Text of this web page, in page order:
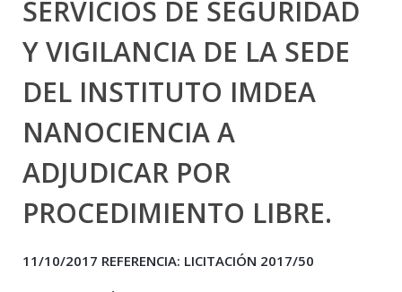
SERVICIOS DE SEGURIDAD
Y VIGILANCIA DE LA SEDE
DEL INSTITUTO IMDEA
NANOCIENCIA A
ADJUDICAR POR
PROCEDIMIENTO LIBRE.
11/10/2017 REFERENCIA: LICITACIÓN 2017/50